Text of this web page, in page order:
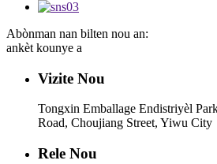
Abònman nan bilten nou an:
ankèt kounye a
Vizite Nou
Tongxin Emballage Endistriyèl
Road, Choujiang Street, Yiwu City
Rele Nou